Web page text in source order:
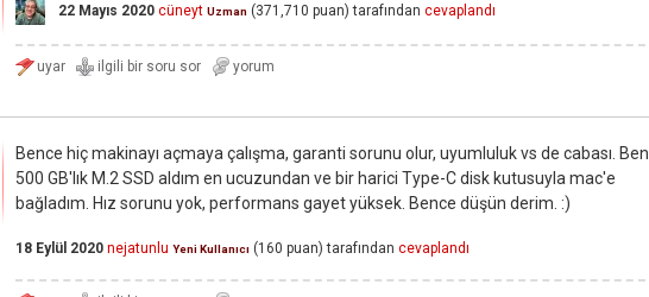
22 Mayıs 2020 cüneyt Uzman (371,710 puan) tarafından cevaplandı
Bence hiç makinayı açmaya çalışma, garanti sorunu olur, uyumluluk vs de cabası. Ben
500 GB'lık M.2 SSD aldım en ucuzundan ve bir harici Type-C disk kutusuyla mac'e
bağladım. Hız sorunu yok, performans gayet yüksek. Bence düşün derim. :)
18 Eylül 2020 nejatunlu Yeni Kullanıcı (160 puan) tarafından cevaplandı